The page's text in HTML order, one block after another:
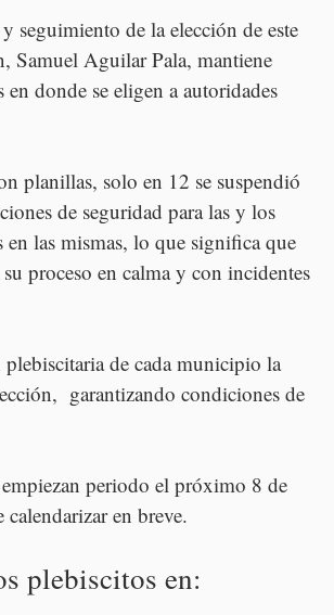
seguimiento de la elección de este
Samuel Aguilar Pala, mantiene
donde se eligen a autoridades
planillas, solo en 12 se suspendió
de seguridad para las y los
las mismas, lo que significa que
proceso en calma y con incidentes
plebiscitaria de cada municipio la
garantizando condiciones de
periodo el próximo 8 de
en breve.
plebiscitos en: